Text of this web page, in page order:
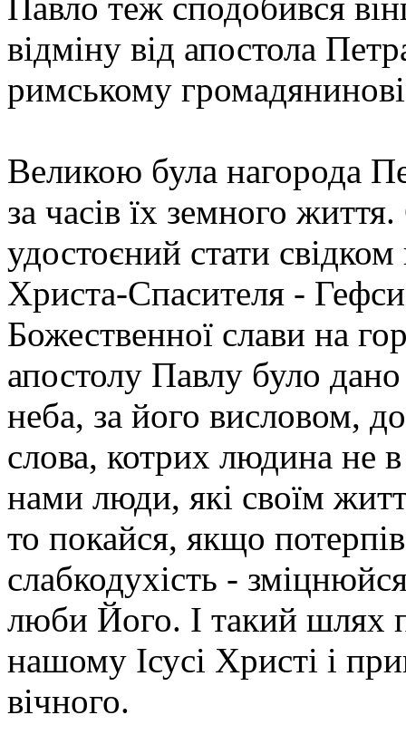
відміну від апостола
римському
Великою була нагорода
за часів їх земного
удостоєний стати
Христа-Спасителя -
Божественної слави на
апостолу Павлу було
неба, за його висловом,
слова, котрих людина не
нами люди, які своїм
то покайся, якщо
слабкодухість -
люби Його. І такий шлях
нашому Ісусі Христі і
вічного.